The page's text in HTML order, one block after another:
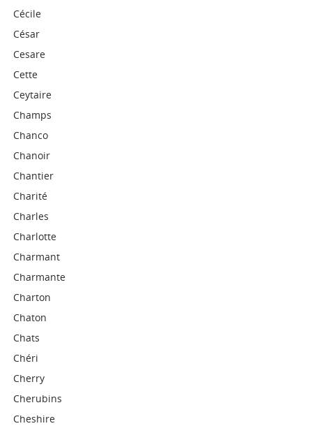
Cécile
César
Cesare
Cette
Ceytaire
Champs
Chanco
Chanoir
Chantier
Charité
Charles
Charlotte
Charmant
Charmante
Charton
Chaton
Chats
Chéri
Cherry
Cherubins
Cheshire